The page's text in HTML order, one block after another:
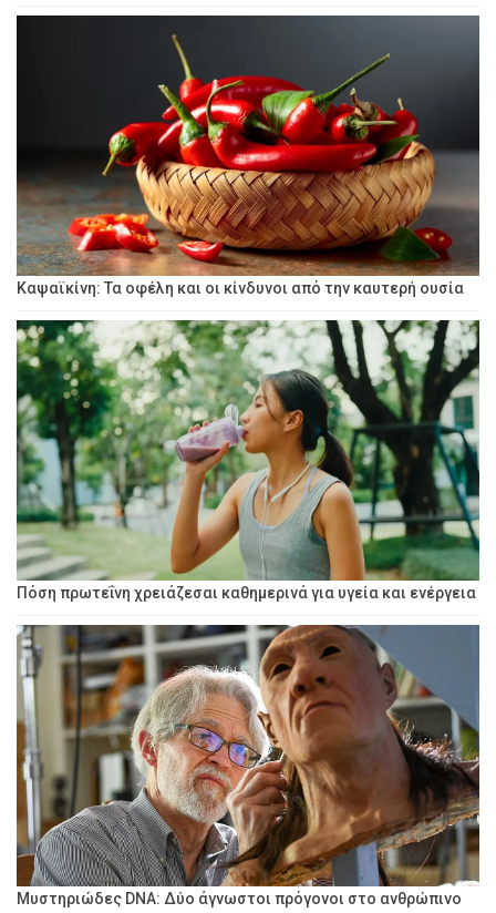
Καψαϊκίνη: Τα οφέλη και οι κίνδυνοι από την καυτερή ουσία
Πόση πρωτεΐνη χρειάζεσαι καθημερινά για υγεία και ενέργεια
Μυστηριώδες DNA: Δύο άγνωστοι πρόγονοι στο ανθρώπινο